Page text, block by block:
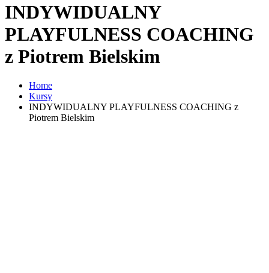
INDYWIDUALNY
PLAYFULNESS COACHING
z Piotrem Bielskim
Home
Kursy
INDYWIDUALNY PLAYFULNESS COACHING z
Piotrem Bielskim